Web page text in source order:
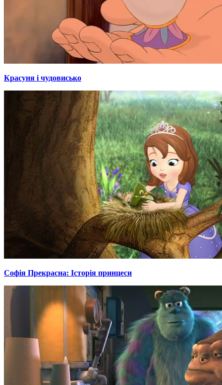
Красуня і чудовисько
Софія Прекрасна: Історія принцеси